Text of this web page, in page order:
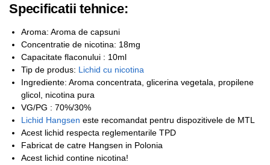
Specificatii tehnice:
Aroma: Aroma de capsuni
Concentratie de nicotina: 18mg
Capacitate flaconului : 10ml
Tip de produs: Lichid cu nicotina
Ingrediente: Aroma concentrata, glicerina vegetala, propilene
glicol, nicotina pura
VG/PG : 70%/30%
Lichid Hangsen este recomandat pentru dispozitivele de MTL
Acest lichid respecta reglementarile TPD
Fabricat de catre Hangsen in Polonia
Acest lichid contine nicotina!